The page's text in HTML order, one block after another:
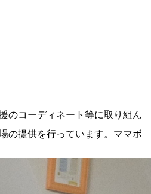
のコーディネート等に取り組ん
の提供を行っています。ママボ